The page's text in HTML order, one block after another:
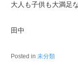
大人も子供も大満足
田中
Posted in 未分類